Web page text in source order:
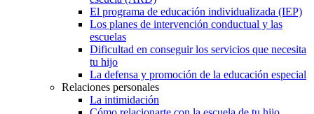
El programa de educación individualizada (IEP)
Los planes de intervención conductual y las
escuelas
Dificultad en conseguir los servicios que necesita
tu hijo
La defensa y promoción de la educación especial
Relaciones personales
La intimidación